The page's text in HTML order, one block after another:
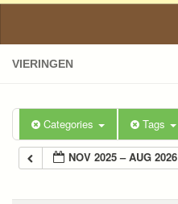
VIERINGEN
Categories Tags
NOV 2025 – AUG 2026